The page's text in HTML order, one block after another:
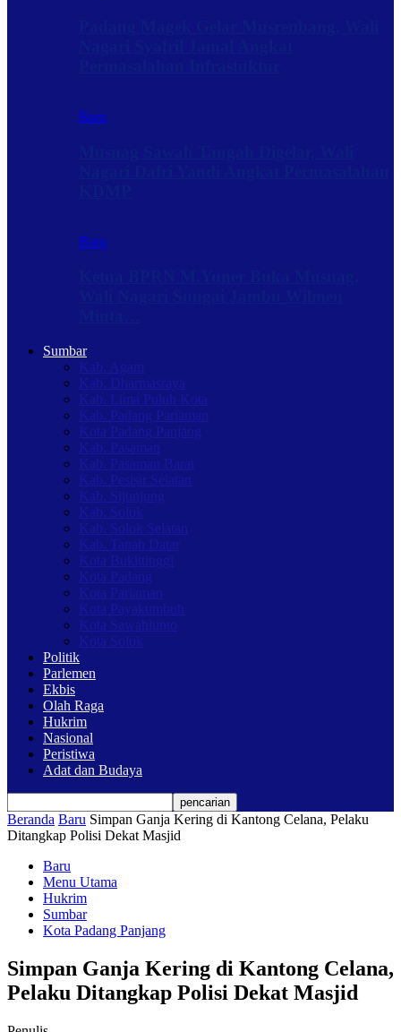
Baru
Baru
Sumbar
Kab. Agam
Kab. Dharmasraya
Kab. Lima Puluh Kota
Kab. Padang Pariaman
Kota Padang Panjang
Kab. Pasaman
Kab. Pasaman Barat
Kab. Pesisir Selatan
Kab. Sijunjung
Kab. Solok
Kab. Solok Selatan
Kab. Tanah Datar
Kota Bukittinggi
Kota Padang
Kota Pariaman
Kota Payakumbuh
Kota Sawahlunto
Kota Solok
Politik
Parlemen
Ekbis
Olah Raga
Hukrim
Nasional
Peristiwa
Adat dan Budaya
Beranda Baru Simpan Ganja Kering di Kantong Celana, Pelaku
Ditangkap Polisi Dekat Masjid
Baru
Menu Utama
Hukrim
Sumbar
Kota Padang Panjang
Simpan Ganja Kering di Kantong Celana,
Pelaku Ditangkap Polisi Dekat Masjid